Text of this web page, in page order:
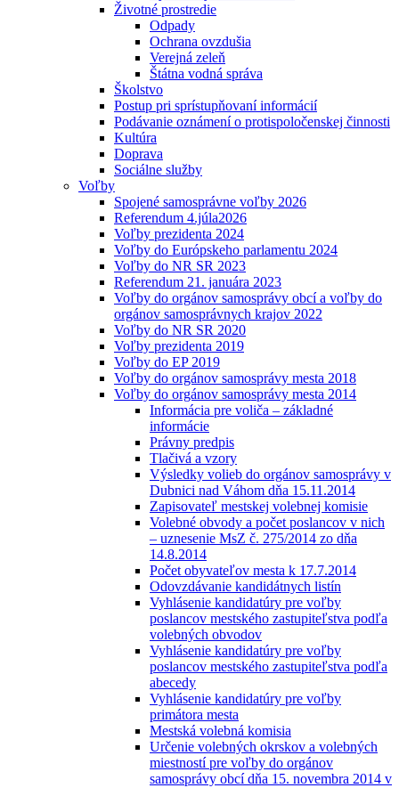
Životné prostredie
Odpady
Ochrana ovzdušia
Verejná zeleň
Štátna vodná správa
Školstvo
Postup pri sprístupňovaní informácií
Podávanie oznámení o protispoločenskej činnosti
Kultúra
Doprava
Sociálne služby
Voľby
Spojené samosprávne voľby 2026
Referendum 4.júla2026
Voľby prezidenta 2024
Voľby do Európskeho parlamentu 2024
Voľby do NR SR 2023
Referendum 21. januára 2023
Voľby do orgánov samosprávy obcí a voľby do
orgánov samosprávnych krajov 2022
Voľby do NR SR 2020
Voľby prezidenta 2019
Voľby do EP 2019
Voľby do orgánov samosprávy mesta 2018
Voľby do orgánov samosprávy mesta 2014
Informácia pre voliča – základné
informácie
Právny predpis
Tlačivá a vzory
Výsledky volieb do orgánov samosprávy v
Dubnici nad Váhom dňa 15.11.2014
Zapisovateľ mestskej volebnej komisie
Volebné obvody a počet poslancov v nich
– uznesenie MsZ č. 275/2014 zo dňa
14.8.2014
Počet obyvateľov mesta k 17.7.2014
Odovzdávanie kandidátnych listín
Vyhlásenie kandidatúry pre voľby
poslancov mestského zastupiteľstva podľa
volebných obvodov
Vyhlásenie kandidatúry pre voľby
poslancov mestského zastupiteľstva podľa
abecedy
Vyhlásenie kandidatúry pre voľby
primátora mesta
Mestská volebná komisia
Určenie volebných okrskov a volebných
miestností pre voľby do orgánov
samosprávy obcí dňa 15. novembra 2014 v